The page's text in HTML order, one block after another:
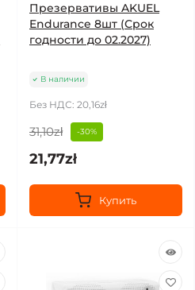
Презервативы AKUEL
Endurance 8шт (Срок
годности до 02.2027)
В наличии
Без НДС: 20,16zł
31,10zł -30%
21,77zł
Купить